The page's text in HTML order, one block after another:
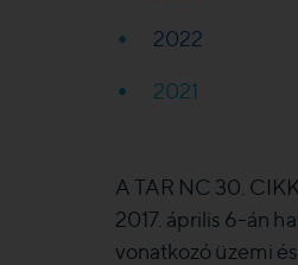
2022
2021
A TAR NC 30.
2017. április 6-án
vonatkozó üzemi